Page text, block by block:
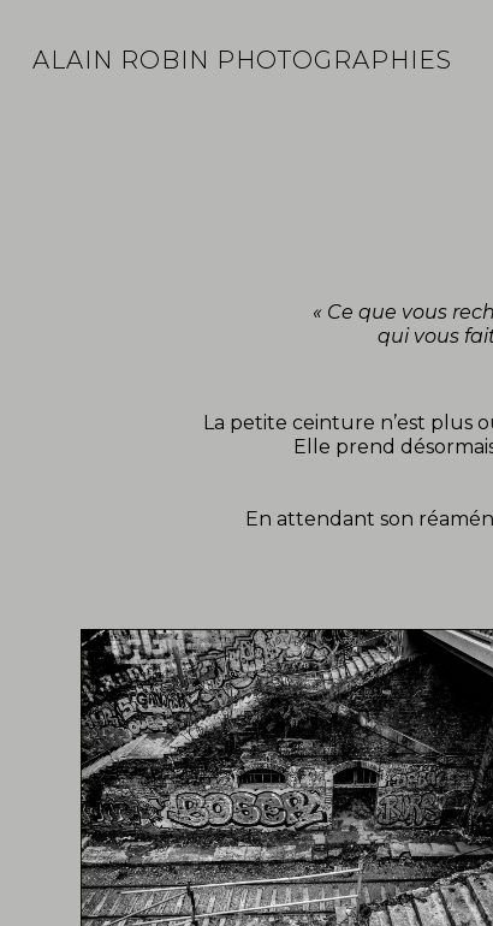
ALAIN ROBIN PHOTOGRAPHIES
« Ce que vous
qui vous
La petite ceinture n’est plus
Elle prend
En attendant son